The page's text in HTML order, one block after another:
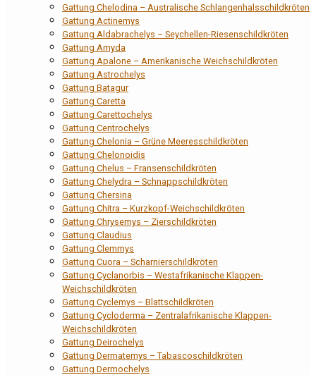
Gattung Chelodina – Australische Schlangenhalsschildkröten
Gattung Actinemys
Gattung Aldabrachelys – Seychellen-Riesenschildkröten
Gattung Amyda
Gattung Apalone – Amerikanische Weichschildkröten
Gattung Astrochelys
Gattung Batagur
Gattung Caretta
Gattung Carettochelys
Gattung Centrochelys
Gattung Chelonia – Grüne Meeresschildkröten
Gattung Chelonoidis
Gattung Chelus – Fransenschildkröten
Gattung Chelydra – Schnappschildkröten
Gattung Chersina
Gattung Chitra – Kurzkopf-Weichschildkröten
Gattung Chrysemys – Zierschildkröten
Gattung Claudius
Gattung Clemmys
Gattung Cuora – Scharnierschildkröten
Gattung Cyclanorbis – Westafrikanische Klappen-
Weichschildkröten
Gattung Cyclemys – Blattschildkröten
Gattung Cycloderma – Zentralafrikanische Klappen-
Weichschildkröten
Gattung Deirochelys
Gattung Dermatemys – Tabascoschildkröten
Gattung Dermochelys